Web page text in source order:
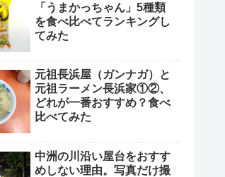
「うまかっちゃん」5種類
を食べ比べてランキングし
てみた
元祖長浜屋（ガンナガ）と
元祖ラーメン長浜家①②、
どれが一番おすすめ？食べ
比べてみた
中洲の川沿い屋台をおすす
めしない理由。写真だけ撮